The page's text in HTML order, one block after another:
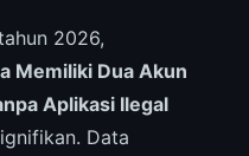
2026,
Memiliki Dua Akun
Aplikasi Ilegal
Data